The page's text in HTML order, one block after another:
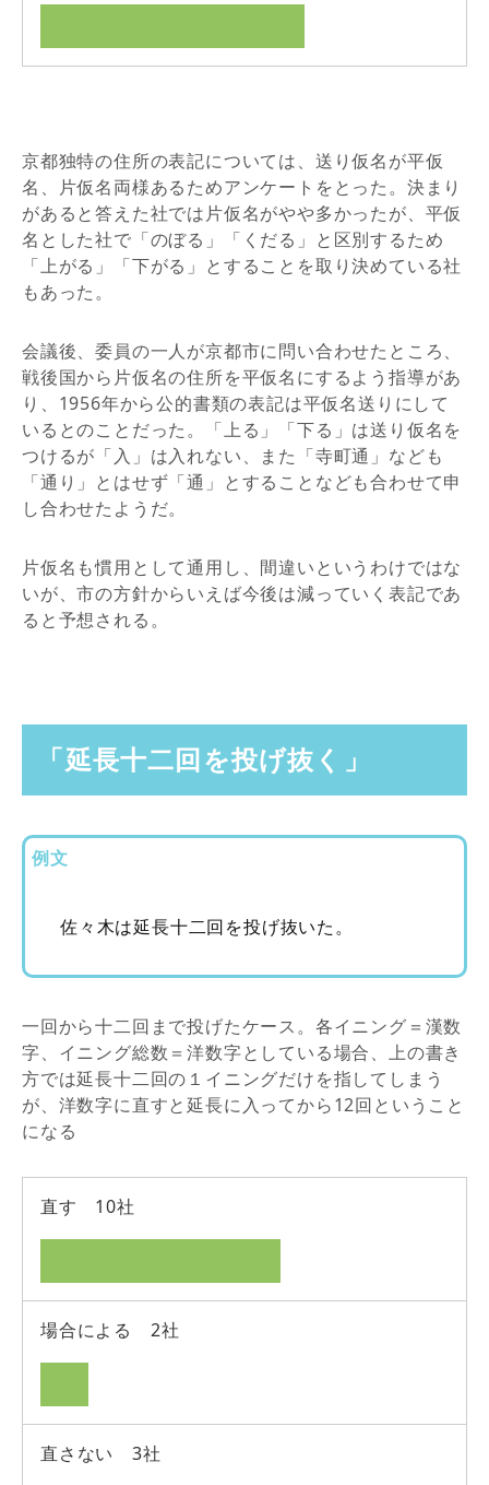
京都独特の住所の表記については、送り仮名が平仮
名、片仮名両様あるためアンケートをとった。決まり
があると答えた社では片仮名がやや多かったが、平仮
名とした社で「のぼる」「くだる」と区別するため
「上がる」「下がる」とすることを取り決めている社
もあった。
会議後、委員の一人が京都市に問い合わせたところ、
戦後国から片仮名の住所を平仮名にするよう指導があ
り、1956年から公的書類の表記は平仮名送りにして
いるとのことだった。「上る」「下る」は送り仮名を
つけるが「入」は入れない、また「寺町通」なども
「通り」とはせず「通」とすることなども合わせて申
し合わせたようだ。
片仮名も慣用として通用し、間違いというわけではな
いが、市の方針からいえば今後は減っていく表記であ
ると予想される。
「延長十二回を投げ抜く」
例文
佐々木は延長十二回を投げ抜いた。
一回から十二回まで投げたケース。各イニング＝漢数
字、イニング総数＝洋数字としている場合、上の書き
方では延長十二回の１イニングだけを指してしまう
が、洋数字に直すと延長に入ってから12回ということ
になる
直す 10社
場合による 2社
直さない 3社